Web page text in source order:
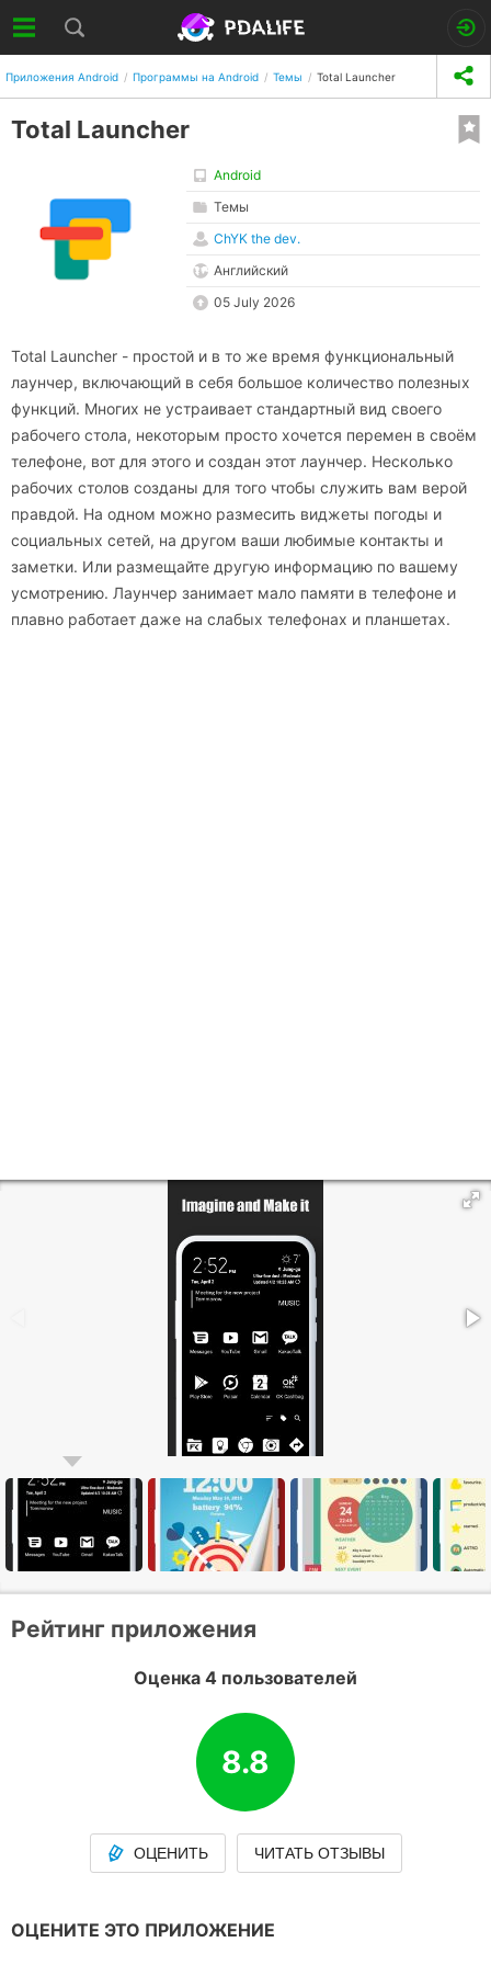
Приложения Android Программы на Android Темы Total Launcher
Total Launcher
Android
Темы
ChYK the dev.
Английский
05 July 2026
Total Launcher - простой и в то же время функциональный
лаунчер, включающий в себя большое количество полезных
функций. Многих не устраивает стандартный вид своего
рабочего стола, некоторым просто хочется перемен в своём
телефоне, вот для этого и создан этот лаунчер. Несколько
рабочих столов созданы для того чтобы служить вам верой
правдой. На одном можно размесить виджеты погоды и
социальных сетей, на другом ваши любимые контакты и
заметки. Или размещайте другую информацию по вашему
усмотрению. Лаунчер занимает мало памяти в телефоне и
плавно работает даже на слабых телефонах и планшетах.
Рейтинг приложения
Оценка 4 пользователей
8.8
ОЦЕНИТЬ ЧИТАТЬ ОТЗЫВЫ
ОЦЕНИТЕ ЭТО ПРИЛОЖЕНИЕ